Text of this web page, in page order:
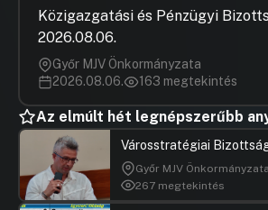
Közigazgatási és Pénzügyi
2026.08.06.
Győr MJV Önkormányzata
2026.08.06.
163 megtekintés
Az elmúlt hét legnépszerűbb
Városstratégiai
Győr MJV Önkormányzata
267 megtekintés